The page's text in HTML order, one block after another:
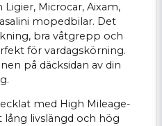
Microcar, Aixam,
mopedbilar. Det
bra våtgrepp och
för vardagskörning.
på däcksidan av din
med High Mileage-
livslängd och hög